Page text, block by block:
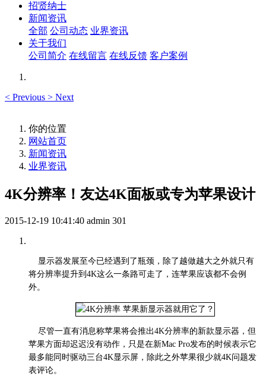
招贤纳士
新闻资讯
全部 公司动态 业界资讯
关于我们
公司简介 在线留言 在线反馈 客户案例
< Previous > Next
你的位置
网站首页
新闻资讯
业界资讯
4K分辨率！友达4K面板或专为苹果设计
2015-12-19 10:41:40 admin 301
显示器发展至今已经遇到了瓶颈，除了越做越大之外就只有
将分辨率提升到4K这么一条路可走了，连苹果应该都不会例
外。
尽管一直有消息称苹果将会推出4K分辨率的新款显示器，但
苹果方面却迟迟没有动作，只是在新Mac Pro发布的时候表示它
最多能同时驱动三台4K显示屏，除此之外苹果很少就4K问题发
表评论。